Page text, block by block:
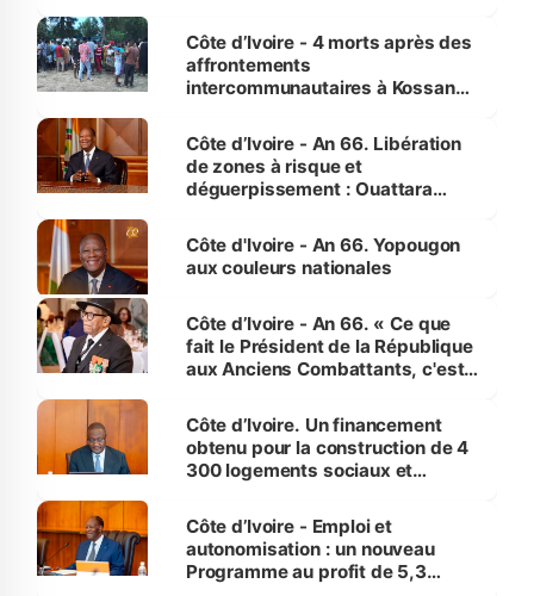
générations futures »
Côte d’Ivoire - 4 morts après des
affrontements
intercommunautaires à Kossandji
milieu des sinistrés
Côte d’Ivoire - An 66. Libération
de zones à risque et
déguerpissement : Ouattara
l'Etat de droit pour préserver les
vies humaines »
Côte d'Ivoire - An 66. Yopougon
aux couleurs nationales
Côte d’Ivoire - An 66. « Ce que
fait le Président de la République
aux Anciens Combattants, c'est
Côte d’Ivoire. Un financement
obtenu pour la construction de 4
300 logements sociaux et
et Yamoussoukro
Côte d’Ivoire - Emploi et
autonomisation : un nouveau
Programme au profit de 5,3